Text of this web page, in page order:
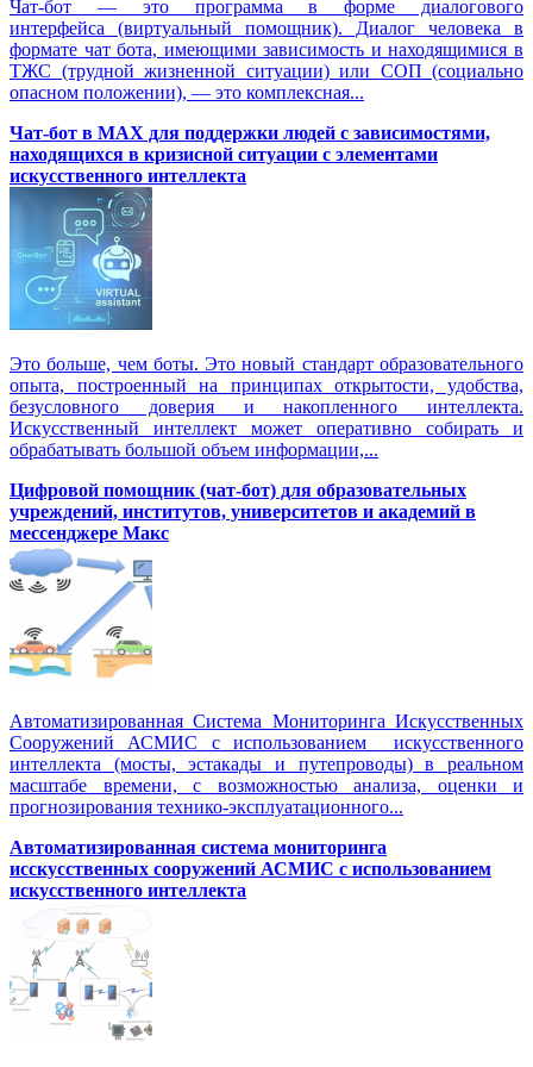
Чат-бот — это программа в форме диалогового
интерфейса (виртуальный помощник). Диалог человека в
формате чат бота, имеющими зависимость и находящимися в
ТЖС (трудной жизненной ситуации) или СОП (социально
опасном положении), — это комплексная...
Чат-бот в MAX для поддержки людей с зависимостями,
находящихся в кризисной ситуации с элементами
искусственного интеллекта
Это больше, чем боты. Это новый стандарт образовательного
опыта, построенный на принципах открытости, удобства,
безусловного доверия и накопленного интеллекта.
Искусственный интеллект может оперативно собирать и
обрабатывать большой объем информации,...
Цифровой помощник (чат-бот) для образовательных
учреждений, институтов, университетов и академий в
мессенджере Макс
Автоматизированная Система Мониторинга Искусственных
Сооружений АСМИС с использованием искусственного
интеллекта (мосты, эстакады и путепроводы) в реальном
масштабе времени, с возможностью анализа, оценки и
прогнозирования технико-эксплуатационного...
Автоматизированная система мониторинга
исскусственных сооружений АСМИС с использованием
искусственного интеллекта